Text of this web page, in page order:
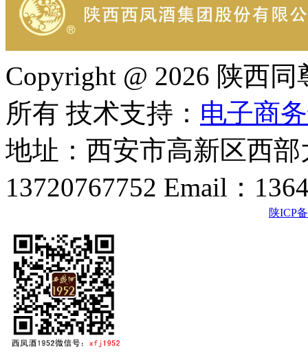
Copyright @ 2026 陕西
所有 技术支持： 电子商
地址：西安市高新区西
13720767752 Email：
陕ICP